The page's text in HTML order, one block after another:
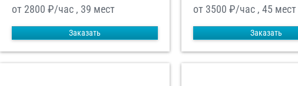
от 2800 ₽/час , 39 мест
Заказать
от 3500 ₽/час , 45 мест
Заказать